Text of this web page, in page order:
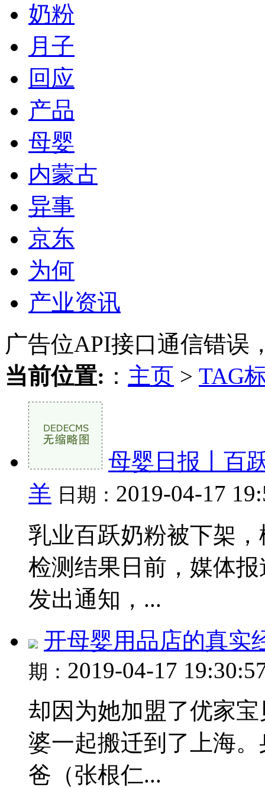
奶粉
月子
回应
产品
母婴
内蒙古
异事
京东
为何
产业资讯
广告位API接口通信错误
当前位置: ： 主页 > TAG
母婴日报丨百
羊 日期： 2019-04-17
乳业百跃奶粉被下架
检测结果日前，媒体
发出通知，...
开母婴用品店的真实
期： 2019-04-17
却因为她加盟了优家
婆一起搬迁到了上海
爸（张根仁...